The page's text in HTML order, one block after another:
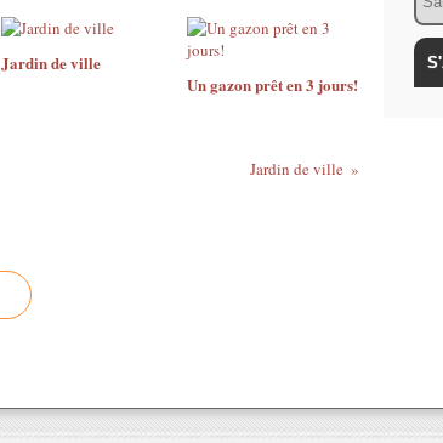
Jardin de ville
Un gazon prêt en 3 jours!
Jardin de ville